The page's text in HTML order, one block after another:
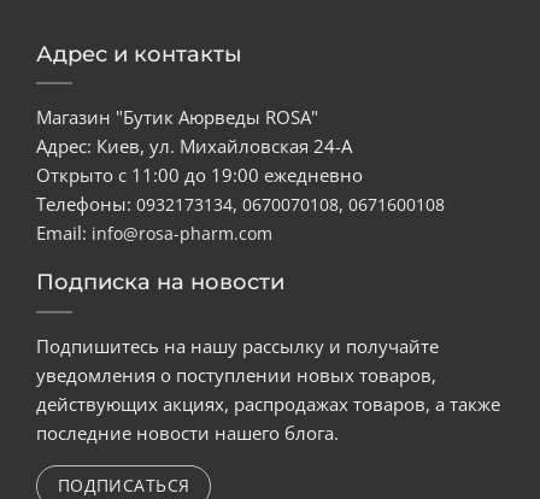
Адрес и контакты
Магазин "Бутик Аюрведы ROSA"
Адрес: Киев, ул. Михайловская 24-А
Открыто с 11:00 до 19:00 ежедневно
Телефоны: 0932173134, 0670070108, 0671600108
Email: info@rosa-pharm.com
Подписка на новости
Подпишитесь на нашу рассылку и получайте
уведомления о поступлении новых товаров,
действующих акциях, распродажах товаров, а также
последние новости нашего блога.
ПОДПИСАТЬСЯ